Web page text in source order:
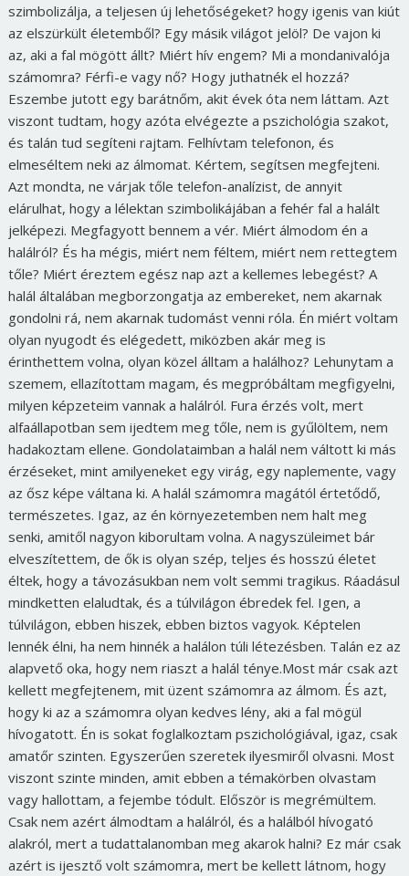
szimbolizálja, a teljesen új lehetőségeket? hogy igenis van kiút
az elszürkült életemből? Egy másik világot jelöl? De vajon ki
az, aki a fal mögött állt? Miért hív engem? Mi a mondanivalója
számomra? Férfi-e vagy nő? Hogy juthatnék el hozzá?
Eszembe jutott egy barátnőm, akit évek óta nem láttam. Azt
viszont tudtam, hogy azóta elvégezte a pszichológia szakot,
és talán tud segíteni rajtam. Felhívtam telefonon, és
elmeséltem neki az álmomat. Kértem, segítsen megfejteni.
Azt mondta, ne várjak tőle telefon-analízist, de annyit
elárulhat, hogy a lélektan szimbolikájában a fehér fal a halált
jelképezi. Megfagyott bennem a vér. Miért álmodom én a
halálról? És ha mégis, miért nem féltem, miért nem rettegtem
tőle? Miért éreztem egész nap azt a kellemes lebegést? A
halál általában megborzongatja az embereket, nem akarnak
gondolni rá, nem akarnak tudomást venni róla. Én miért voltam
olyan nyugodt és elégedett, miközben akár meg is
érinthettem volna, olyan közel álltam a halálhoz? Lehunytam a
szemem, ellazítottam magam, és megpróbáltam megfigyelni,
milyen képzeteim vannak a halálról. Fura érzés volt, mert
alfaállapotban sem ijedtem meg tőle, nem is gyűlöltem, nem
hadakoztam ellene. Gondolataimban a halál nem váltott ki más
érzéseket, mint amilyeneket egy virág, egy naplemente, vagy
az ősz képe váltana ki. A halál számomra magától értetődő,
természetes. Igaz, az én környezetemben nem halt meg
senki, amitől nagyon kiborultam volna. A nagyszüleimet bár
elveszítettem, de ők is olyan szép, teljes és hosszú életet
éltek, hogy a távozásukban nem volt semmi tragikus. Ráadásul
mindketten elaludtak, és a túlvilágon ébredek fel. Igen, a
túlvilágon, ebben hiszek, ebben biztos vagyok. Képtelen
lennék élni, ha nem hinnék a halálon túli létezésben. Talán ez az
alapvető oka, hogy nem riaszt a halál ténye.Most már csak azt
kellett megfejtenem, mit üzent számomra az álmom. És azt,
hogy ki az a számomra olyan kedves lény, aki a fal mögül
hívogatott. Én is sokat foglalkoztam pszichológiával, igaz, csak
amatőr szinten. Egyszerűen szeretek ilyesmiről olvasni. Most
viszont szinte minden, amit ebben a témakörben olvastam
vagy hallottam, a fejembe tódult. Először is megrémültem.
Csak nem azért álmodtam a halálról, és a halálból hívogató
alakról, mert a tudattalanomban meg akarok halni? Ez már csak
azért is ijesztő volt számomra, mert be kellett látnom, hogy